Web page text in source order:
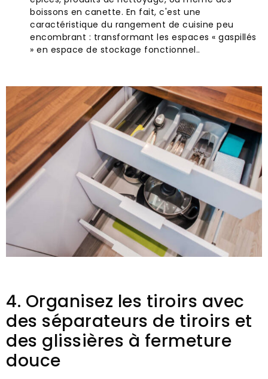
boissons en canette. En fait, c'est une
caractéristique du rangement de cuisine peu
encombrant : transformant les espaces « gaspillés
» en espace de stockage fonctionnel..
4. Organisez les tiroirs avec
des séparateurs de tiroirs et
des glissières à fermeture
douce